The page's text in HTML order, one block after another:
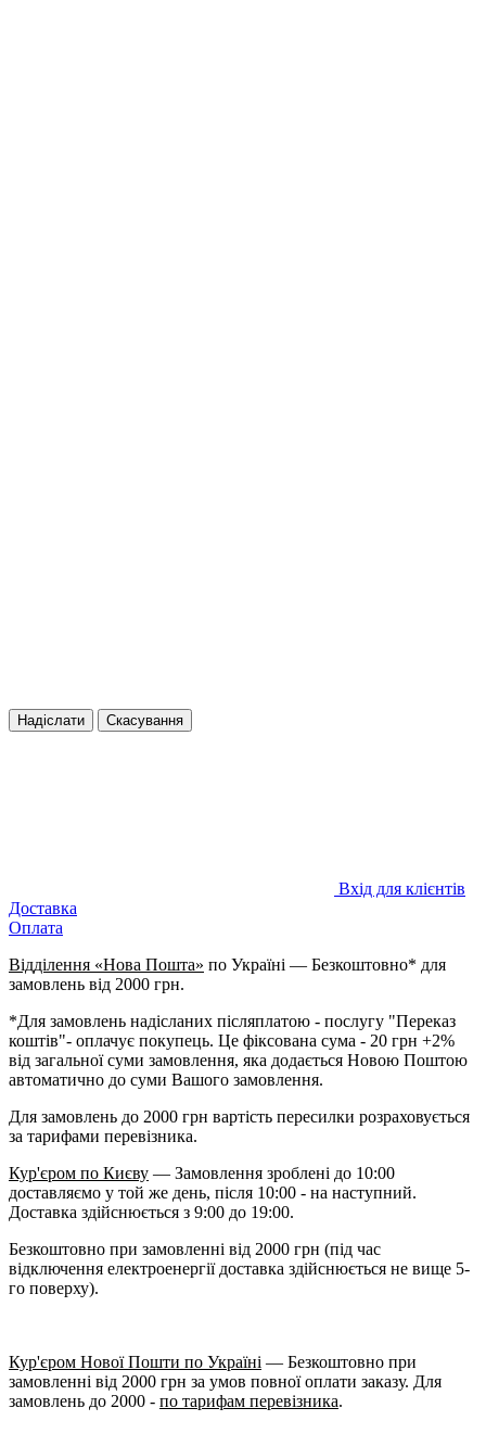
Надіслати Скасування
Вхід для клієнтів
Доставка
Оплата
Відділення «Нова Пошта» по Україні — Безкоштовно* для
замовлень від 2000 грн.
*Для замовлень надісланих післяплатою - послугу "Переказ
коштів"- оплачує покупець. Це фіксована сума - 20 грн +2%
від загальної суми замовлення, яка додається Новою Поштою
автоматично до суми Вашого замовлення.
Для замовлень до 2000 грн вартість пересилки розраховується
за тарифами перевізника.
Кур'єром по Києву — Замовлення зроблені до 10:00
доставляємо у той же день, після 10:00 - на наступний.
Доставка здійснюється з 9:00 до 19:00.
Безкоштовно при замовленні від 2000 грн (під час
відключення електроенергії доставка здійснюється не вище 5-
го поверху).
Кур'єром Нової Пошти по Україні — Безкоштовно при
замовленні від 2000 грн за умов повної оплати заказу. Для
замовлень до 2000 - по тарифам перевізника.